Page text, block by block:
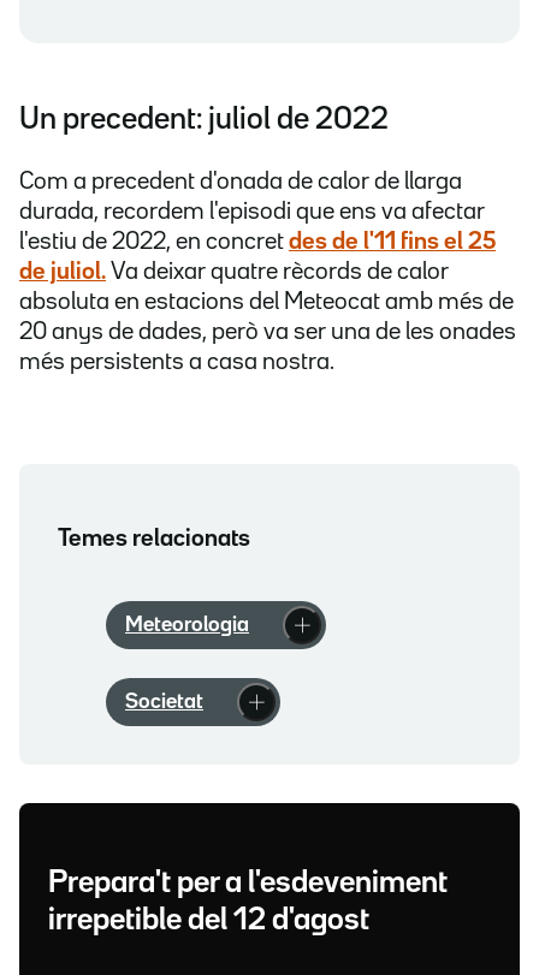
Un precedent: juliol de 2022
Com a precedent d'onada de calor de llarga
durada, recordem l'episodi que ens va afectar
l'estiu de 2022, en concret des de l'11 fins el 25
de juliol. Va deixar quatre rècords de calor
absoluta en estacions del Meteocat amb més de
20 anys de dades, però va ser una de les onades
més persistents a casa nostra.
Temes relacionats
Meteorologia
Societat
Prepara't per a l'esdeveniment
irrepetible del 12 d'agost